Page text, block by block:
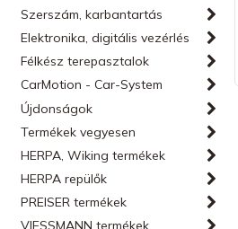
Szerszám, karbantartás
Elektronika, digitális vezérlés
Félkész terepasztalok
CarMotion - Car-System
Újdonságok
Termékek vegyesen
HERPA, Wiking termékek
HERPA repülők
PREISER termékek
VIESSMANN termékek